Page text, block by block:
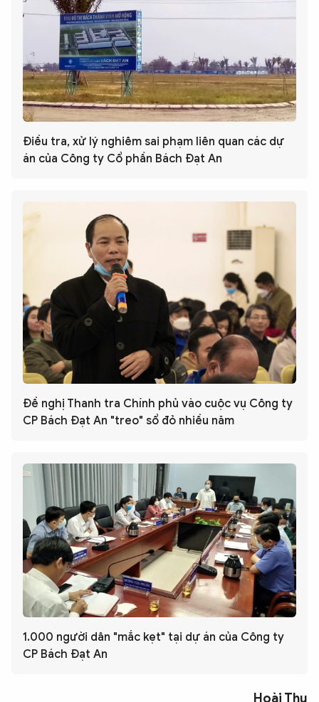
Điều tra, xử lý nghiêm sai phạm liên quan các dự
án của Công ty Cổ phần Bách Đạt An
Đề nghị Thanh tra Chính phủ vào cuộc vụ Công ty
CP Bách Đạt An "treo" sổ đỏ nhiều năm
1.000 người dân "mắc kẹt" tại dự án của Công ty
CP Bách Đạt An
Hoài Thu